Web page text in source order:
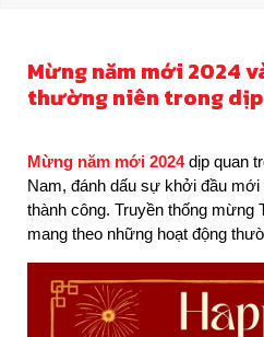
Mừng năm mới 2024
thường niên trong
Mừng năm mới 2024dịp quan
Nam, đánh dấu sự khởi đầu
thành công. Truyền thống mừng
mang theo những hoạt động